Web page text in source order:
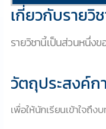
เกี่ยวกับรายวิ
รายวิชานี้เป็นส่วนหนึ่ง
วัตถุประสงค์ก
เพื่อให้นักเรียนเข้าใจถึง